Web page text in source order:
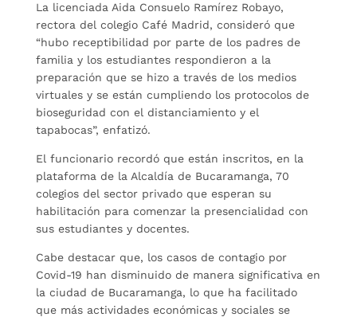
La licenciada Aida Consuelo Ramírez Robayo,
rectora del colegio Café Madrid, consideró que
“hubo receptibilidad por parte de los padres de
familia y los estudiantes respondieron a la
preparación que se hizo a través de los medios
virtuales y se están cumpliendo los protocolos de
bioseguridad con el distanciamiento y el
tapabocas”, enfatizó.
El funcionario recordó que están inscritos, en la
plataforma de la Alcaldía de Bucaramanga, 70
colegios del sector privado que esperan su
habilitación para comenzar la presencialidad con
sus estudiantes y docentes.
Cabe destacar que, los casos de contagio por
Covid-19 han disminuido de manera significativa en
la ciudad de Bucaramanga, lo que ha facilitado
que más actividades económicas y sociales se